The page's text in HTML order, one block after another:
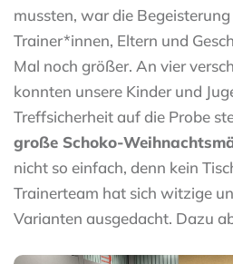
mussten, war die
Trainer*innen, Eltern und
Mal noch größer. An vier
konnten unsere Kinder und
Treffsicherheit auf die Probe
große Schoko-
nicht so einfach, denn kein
Trainerteam hat sich witzige
Varianten ausgedacht. Dazu